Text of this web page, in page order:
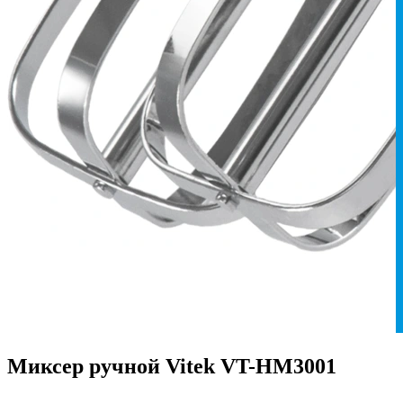
Миксер ручной Vitek VT-HM3001